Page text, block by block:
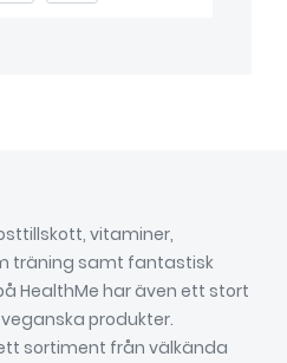
vitaminer,
träning samt fantastisk
HealthMe har även ett stort
produkter.
sortiment från välkända